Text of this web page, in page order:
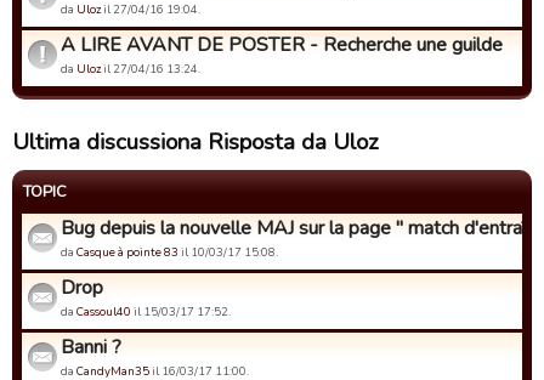
da Ulozil 27/04/16 19:04.
A LIRE AVANT DE POSTER - Recherche une guilde
da Ulozil 27/04/16 13:24.
Ultima discussiona Risposta da Uloz
TOPIC
Bug depuis la nouvelle MAJ sur la page " match
da Casque à pointe 83 il 10/03/17 15:08.
Drop
da Cassoul40 il 15/03/17 17:52.
Banni ?
da CandyMan35il 16/03/17 11:00.